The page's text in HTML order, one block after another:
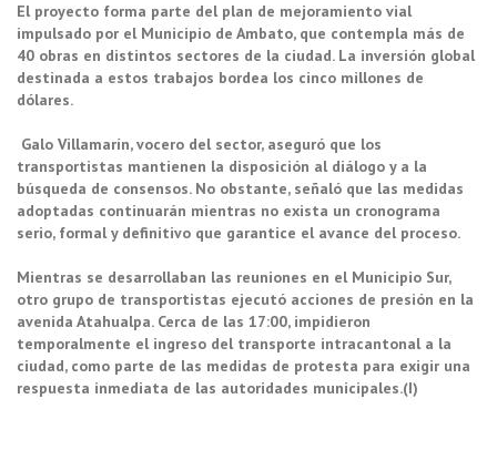
El proyecto forma parte del plan de mejoramiento vial
impulsado por el Municipio de Ambato, que contempla más de
40 obras en distintos sectores de la ciudad. La inversión global
destinada a estos trabajos bordea los cinco millones de
dólares.
Galo Villamarín, vocero del sector, aseguró que los
transportistas mantienen la disposición al diálogo y a la
búsqueda de consensos. No obstante, señaló que las medidas
adoptadas continuarán mientras no exista un cronograma
serio, formal y definitivo que garantice el avance del proceso.
Mientras se desarrollaban las reuniones en el Municipio Sur,
otro grupo de transportistas ejecutó acciones de presión en la
avenida Atahualpa. Cerca de las 17:00, impidieron
temporalmente el ingreso del transporte intracantonal a la
ciudad, como parte de las medidas de protesta para exigir una
respuesta inmediata de las autoridades municipales.(I)